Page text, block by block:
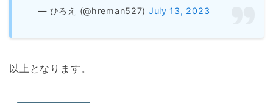
— ひろえ (@hreman527) July 13, 2023
以上となります。